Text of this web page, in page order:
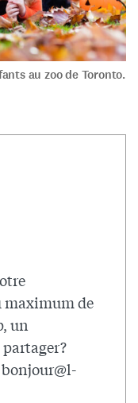
au zoo de Toronto.
de
un
bonjour@l-